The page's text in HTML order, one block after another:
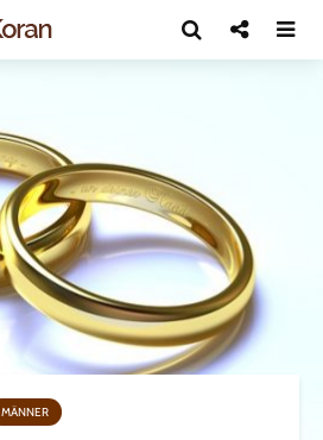
MÄNNER